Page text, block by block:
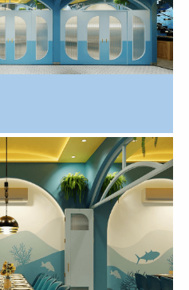
BAOZ DIMSUM
CN Lê Đại Hành - Q.11
52
BAOZ HOTPOT
CN Nguyễn Tri Phương - Q.5